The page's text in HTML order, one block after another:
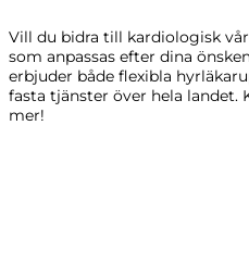
Vill du bidra till kardiologisk
som anpassas efter dina
erbjuder både flexibla
fasta tjänster över hela landet.
mer!